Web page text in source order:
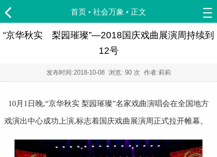
首页 • 社会万象 • 正文
“京华秋实 梨园璀璨”—2018国庆戏曲展演周持续到
12号
发布时间:2018-10-08浏览: 90 次 作者:莉莉
10月1日晚,“京华秋实 梨园璀璨”名家戏曲演唱会在全国地方
戏演出中心成功上演,标志着国庆戏曲展演周正式拉开帷幕。